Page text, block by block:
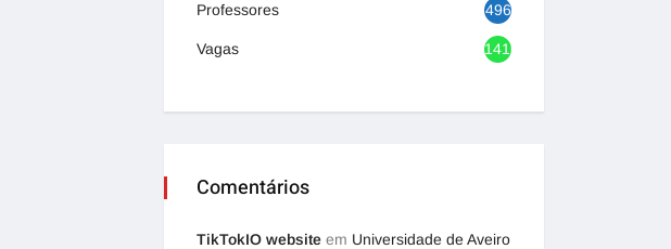
Professores 496
Vagas 1416
Comentários
TikTokIO website em Universidade de Aveiro